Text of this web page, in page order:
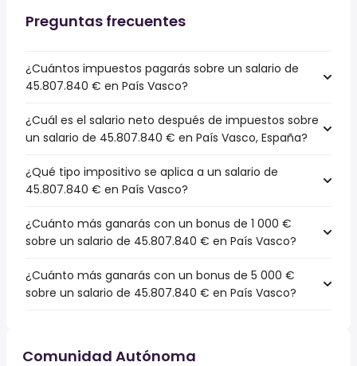
Preguntas frecuentes
¿Cuántos impuestos pagarás sobre un salario de
45.807.840 € en País Vasco?
¿Cuál es el salario neto después de impuestos sobre
un salario de 45.807.840 € en País Vasco, España?
¿Qué tipo impositivo se aplica a un salario de
45.807.840 € en País Vasco?
¿Cuánto más ganarás con un bonus de 1 000 €
sobre un salario de 45.807.840 € en País Vasco?
¿Cuánto más ganarás con un bonus de 5 000 €
sobre un salario de 45.807.840 € en País Vasco?
Comunidad Autónoma